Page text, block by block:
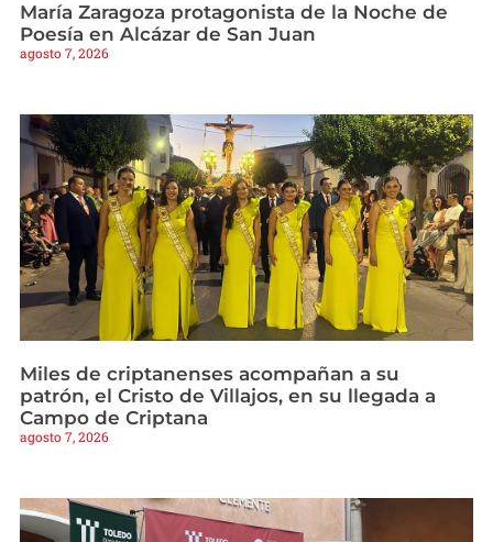
María Zaragoza protagonista de la Noche de
Poesía en Alcázar de San Juan
agosto 7, 2026
Miles de criptanenses acompañan a su
patrón, el Cristo de Villajos, en su llegada a
Campo de Criptana
agosto 7, 2026